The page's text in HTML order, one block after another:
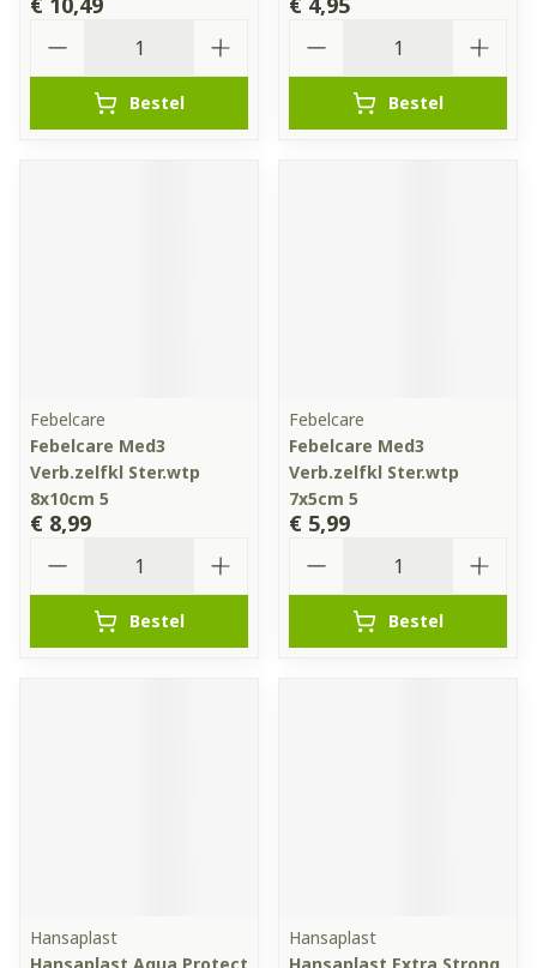
Bestel Bestel
Febelcare
Febelcare Med3
Verb.zelfkl Ster.wtp
8x10cm 5
€ 8,99
Bestel
Febelcare
Febelcare Med3
Verb.zelfkl Ster.wtp
7x5cm 5
€ 5,99
Bestel
Hansaplast
Hansaplast